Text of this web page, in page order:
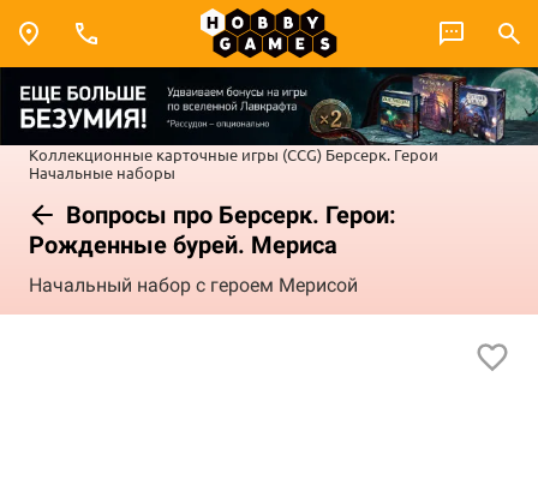
Коллекционные карточные игры (CCG) Берсерк. Герои
Начальные наборы
Вопросы про Берсерк. Герои:
Рожденные бурей. Мериса
Начальный набор с героем Мерисой